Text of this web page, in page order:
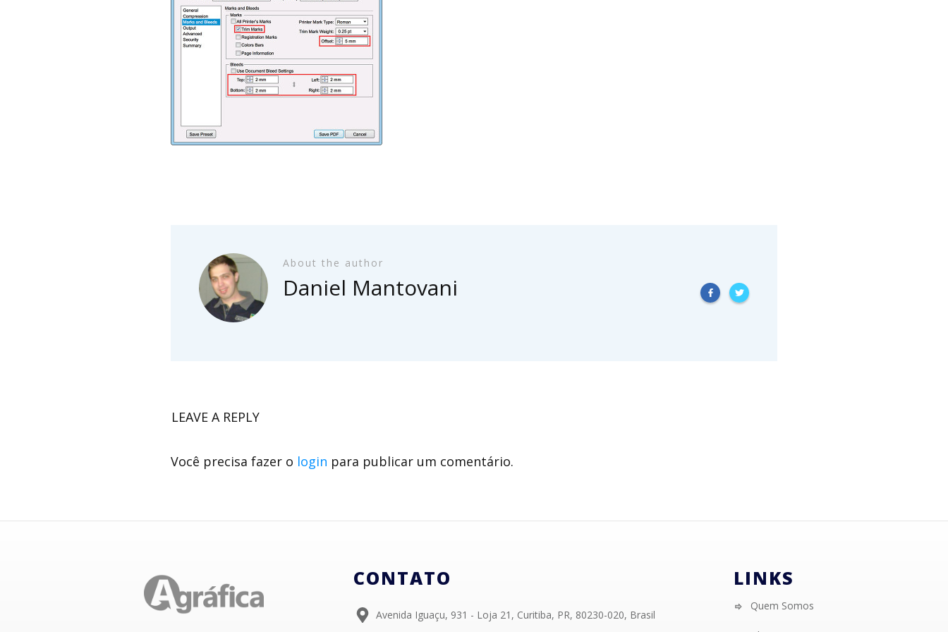
About the author
Daniel Mantovani
LEAVE A REPLY
Você precisa fazer o login para publicar um comentário.
CONTATO
Avenida Iguaçu, 931 - Loja 21, Curitiba, PR, 80230-020, Brasil
LINKS
Quem Somos